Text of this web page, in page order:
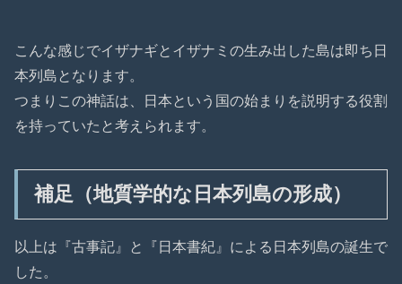
こんな感じでイザナギとイザナミの生み出した島は即ち日
本列島となります。
つまりこの神話は、日本という国の始まりを説明する役割
を持っていたと考えられます。
補足（地質学的な日本列島の形成）
以上は『古事記』と『日本書紀』による日本列島の誕生で
した。